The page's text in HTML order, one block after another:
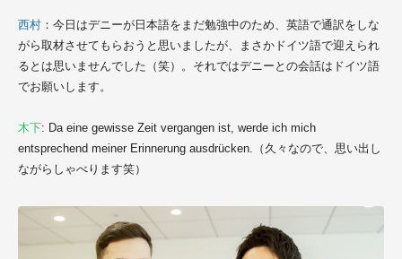
西村 ：今日はデニーが日本語をまだ勉強中のため、英語で通訳をしな
がら取材させてもらおうと思いましたが、まさかドイツ語で迎えられ
るとは思いませんでした（笑）。それではデニーとの会話はドイツ語
でお願いします。
木下: Da eine gewisse Zeit vergangen ist, werde ich mich
entsprechend meiner Erinnerung ausdrücken.
（久々なので、思い出し
ながらしゃべります笑）